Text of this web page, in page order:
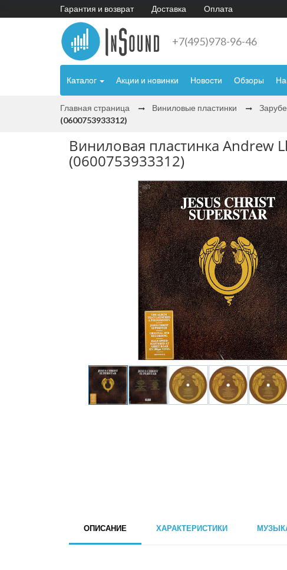
Гарантия и возврат Доставка Оплата
+7(495)978-96-46
Каталог Акции и новинки Новости Обзоры
Главная страница Виниловые пластинки
(0600753933312)
Виниловая пластинка Andrew
(0600753933312)
ОПИСАНИЕ ХАРАКТЕРИСТИКИ